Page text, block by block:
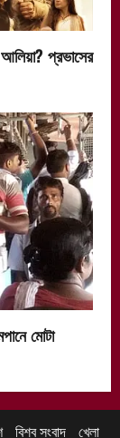
প্রভাসের
মোটা
বিশ্ব সংবাদ খেলা